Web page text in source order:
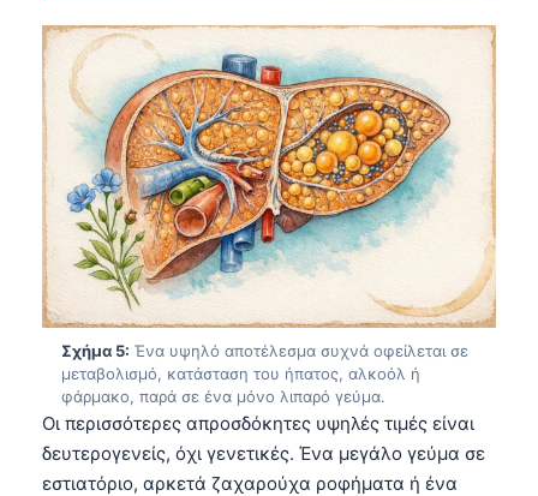
Σχήμα 5: Ένα υψηλό αποτέλεσμα συχνά οφείλεται σε
μεταβολισμό, κατάσταση του ήπατος, αλκοόλ ή
φάρμακο, παρά σε ένα μόνο λιπαρό γεύμα.
Οι περισσότερες απροσδόκητες υψηλές τιμές είναι
δευτερογενείς, όχι γενετικές. Ένα μεγάλο γεύμα σε
εστιατόριο, αρκετά ζαχαρούχα ροφήματα ή ένα
മലയാളം
Bahasa Melayu
Tiếng Việt
Tagalog
ไทย
ဗမာစာ
ភាសាខ្មែរ
Kiswahili
አማርኛ
Українська
O‘zbekcha
Català